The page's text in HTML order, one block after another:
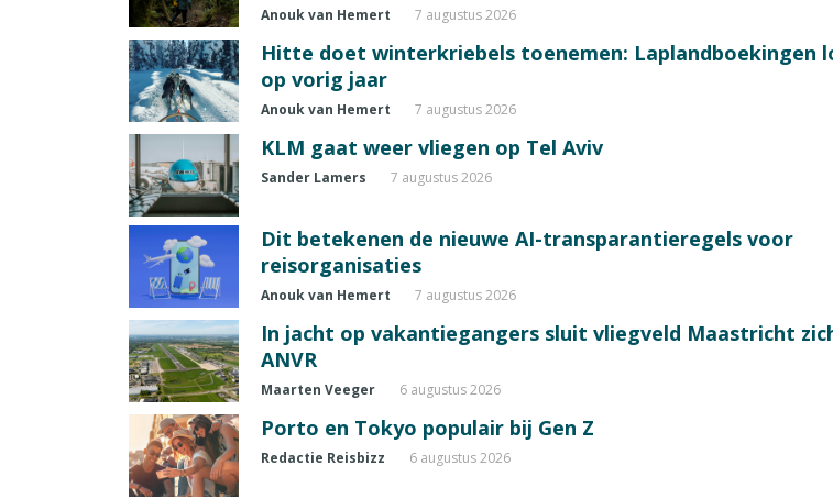
Anouk van Hemert 7 augustus 2026
Hitte doet winterkriebels toenemen: Laplandboekingen
op vorig jaar
Anouk van Hemert 7 augustus 2026
KLM gaat weer vliegen op Tel Aviv
Sander Lamers 7 augustus 2026
Dit betekenen de nieuwe AI-transparantieregels voor
reisorganisaties
Anouk van Hemert 7 augustus 2026
In jacht op vakantiegangers sluit vliegveld Maastricht
ANVR
Maarten Veeger 6 augustus 2026
Porto en Tokyo populair bij Gen Z
Redactie Reisbizz 6 augustus 2026